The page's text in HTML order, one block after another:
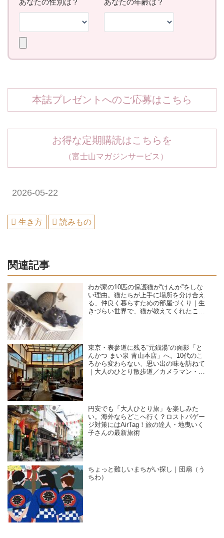
本誌プレゼントへのご応募はこちら
お得な定期購読はこちらを
（富士山マガジンサービス）
2026-05-22
生き方 読みもの
関連記事
わが家の10匹の保護猫が“けんか”をしな
い理由。猫たちが上手に場所を分け合え
る、仲良く暮らすための部屋づくり｜生
きづらい世界で、猫が教えてくれたこと
東京・表参道に残る“元銭湯”の面影「と
んかつ まい泉 青山本店」へ。10代のこ
ろから変わらない、思い出の味を訪ねて
｜大人のひとり散歩道／カメラマン・石
円安でも「大人ひとり旅」を楽しみた
い。海外ならどこへ行く？ロストバゲー
ジ対策にはAirTag！旅の達人・地曳いく
子さんの最新旅術
ちょっと難しいまちがい探し｜団扇（う
ちわ）